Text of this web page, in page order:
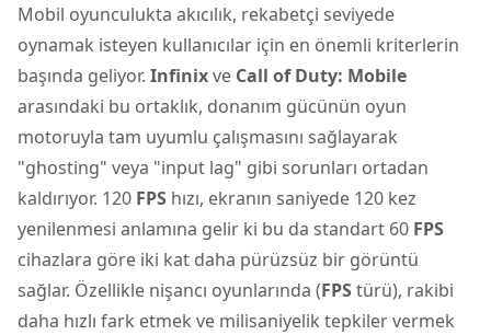
Mobil oyunculukta akıcılık, rekabetçi seviyede
oynamak isteyen kullanıcılar için en önemli kriterlerin
başında geliyor. Infinixve Call of Duty: Mobile
arasındaki bu ortaklık, donanım gücünün oyun
motoruyla tam uyumlu çalışmasını sağlayarak
"ghosting" veya "input lag" gibi sorunları ortadan
kaldırıyor. 120 FPS hızı, ekranın saniyede 120 kez
yenilenmesi anlamına gelir ki bu da standart 60 FPS
cihazlara göre iki kat daha pürüzsüz bir görüntü
sağlar. Özellikle nişancı oyunlarında (FPStürü), rakibi
daha hızlı fark etmek ve milisaniyelik tepkiler vermek